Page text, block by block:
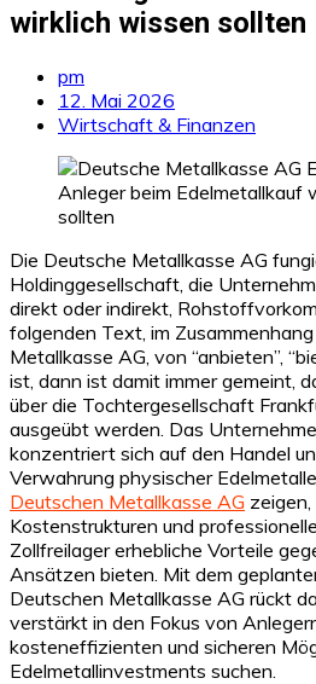
wirklich wissen sollten
pm
12. Mai 2026
Wirtschaft & Finanzen
Die Deutsche Metallkasse AG
Holdinggesellschaft, die
direkt oder indirekt,
folgenden Text, im
Metallkasse AG, von “anbieten”,
ist, dann ist damit immer gemeint,
über die Tochtergesellschaft
ausgeübt werden. Das
konzentriert sich auf den Handel
Verwahrung physischer
Deutschen Metallkasse AG
Kostenstrukturen und
Zollfreilager erhebliche Vorteile
Ansätzen bieten. Mit dem
Deutschen Metallkasse AG rückt
verstärkt in den Fokus von
kosteneffizienten und sicheren
Edelmetallinvestments suchen.